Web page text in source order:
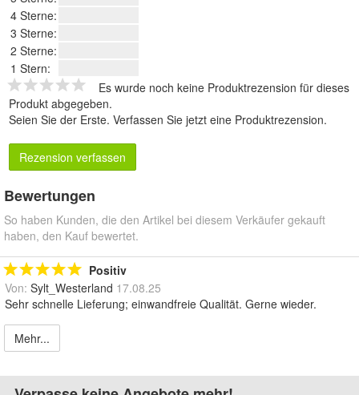
4 Sterne:
3 Sterne:
2 Sterne:
1 Stern:
Es wurde noch keine Produktrezension für dieses
Produkt abgegeben.
Seien Sie der Erste. Verfassen Sie jetzt eine Produktrezension.
Rezension verfassen
Bewertungen
So haben Kunden, die den Artikel bei diesem Verkäufer gekauft
haben, den Kauf bewertet.
Positiv
Von: Sylt_Westerland 17.08.25
Sehr schnelle Lieferung; einwandfreie Qualität. Gerne wieder.
Mehr...